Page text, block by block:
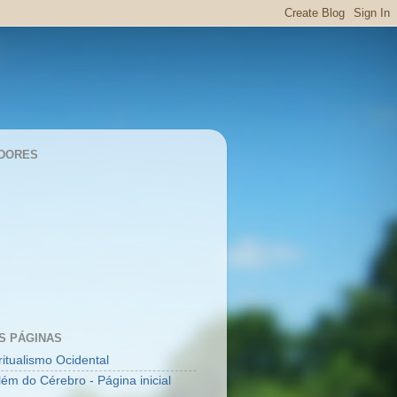
PÁGINAS
Ocidental
do Cérebro - Página inicial